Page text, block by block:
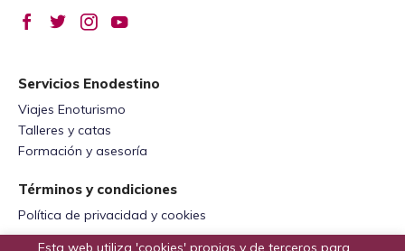
Servicios Enodestino
Viajes Enoturismo
Talleres y catas
Formación y asesoría
Términos y condiciones
Política de privacidad y cookies
Esta web utiliza 'cookies' propias y de terceros para